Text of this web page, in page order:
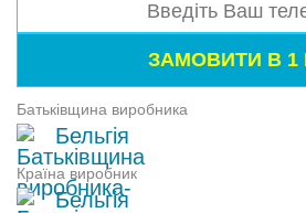
Батьківщина виробника
Бельгія
Країна виробник
Бельгія